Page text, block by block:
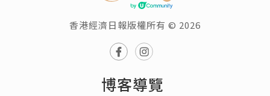
香港經濟日報版權所有 © 2026
博客導覽